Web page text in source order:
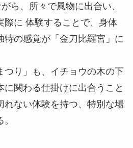
ら、所々で風物に出合い、
際に 体験することで、身体
特の感覚が「金刀比羅宮」に
つり」も、イチョウの木の下
に関わる仕掛けに出合うこと
れない体験を持つ、特別な場